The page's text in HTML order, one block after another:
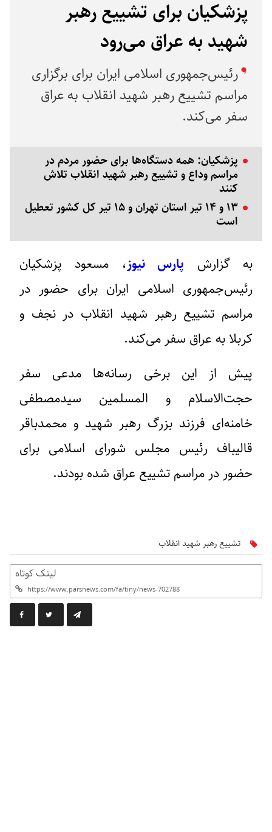
پزشکیان برای تشییع رهبر
شهید به عراق می‌رود
رئیس‌جمهوری اسلامی ایران برای برگزاری
مراسم تشییع رهبر شهید انقلاب به عراق
سفر می‌کند.
پزشکیان: همه دستگاه‌ها برای حضور مردم در
مراسم وداع و تشییع رهبر شهید انقلاب تلاش
کنند
۱۳ و ۱۴ تیر استان تهران و ۱۵ تیر کل کشور تعطیل
است
به گزارش پارس نیوز، مسعود پزشکیان
رئیس‌جمهوری اسلامی ایران برای حضور در
مراسم تشییع رهبر شهید انقلاب در نجف و
کربلا به عراق سفر می‌کند.
پیش از این برخی رسانه‌ها مدعی سفر
حجت‌الاسلام و المسلمین سیدمصطفی
خامنه‌ای فرزند بزرگ رهبر شهید و محمدباقر
قالیباف رئیس مجلس شورای اسلامی برای
حضور در مراسم تشییع عراق شده بودند.
تشییع رهبر شهید انقلاب
لینک کوتاه